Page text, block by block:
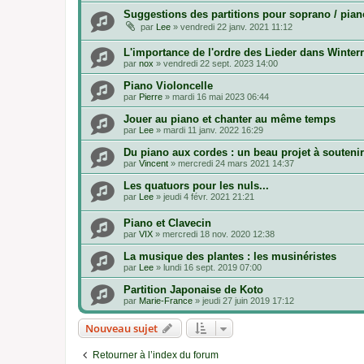
Suggestions des partitions pour soprano /
par Lee »vendredi 22 janv. 2021 11:12
L'importance de l'ordre des Lieder dans
par nox » vendredi 22 sept. 2023 14:00
Piano Violoncelle
par Pierre » mardi 16 mai 2023 06:44
Jouer au piano et chanter au même temps
par Lee » mardi 11 janv. 2022 16:29
Du piano aux cordes : un beau projet à
par Vincent » mercredi 24 mars 2021 14:37
Les quatuors pour les nuls...
par Lee » jeudi 4 févr. 2021 21:21
Piano et Clavecin
par VIX » mercredi 18 nov. 2020 12:38
La musique des plantes : les musinéristes
par Lee » lundi 16 sept. 2019 07:00
Partition Japonaise de Koto
par Marie-France » jeudi 27 juin 2019 17:12
Nouveau sujet
Retourner à l’index du forum